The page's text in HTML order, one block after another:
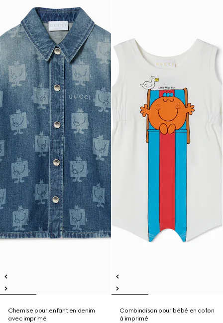
Chemise pour enfant en denim
avec imprimé
Combinaison pour bébé en coton
à imprimé